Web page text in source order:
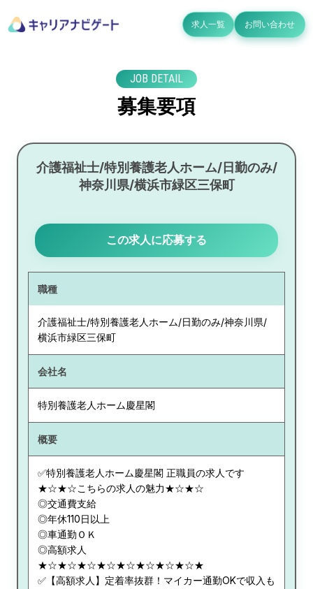
求人一覧 お問い合わせ
JOB DETAIL
募集要項
介護福祉士/特別養護老人ホーム/日勤のみ/
神奈川県/横浜市緑区三保町
この求人に応募する
職種
介護福祉士/特別養護老人ホーム/日勤のみ/神奈川県/
横浜市緑区三保町
会社名
特別養護老人ホーム慶星閣
概要
✅特別養護老人ホーム慶星閣 正職員の求人です
★☆★☆こちらの求人の魅力★☆★☆
◎交通費支給
◎年休110日以上
◎車通勤ＯＫ
◎高額求人
★☆★☆★☆★☆★☆★☆★☆★☆★
✅【高額求人】定着率抜群！マイカー通勤OKで収入も